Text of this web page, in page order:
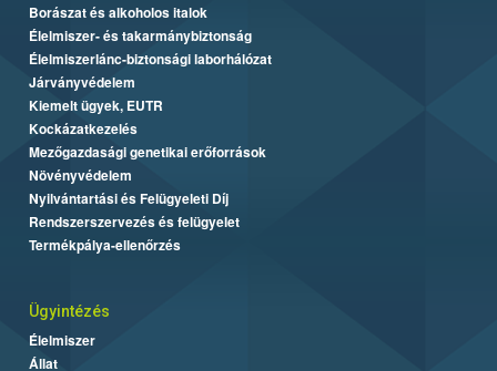
Borászat és alkoholos italok
Élelmiszer- és takarmánybiztonság
Élelmiszerlánc-biztonsági laborhálózat
Járványvédelem
Kiemelt ügyek, EUTR
Kockázatkezelés
Mezőgazdasági genetikai erőforrások
Növényvédelem
Nyilvántartási és Felügyeleti Díj
Rendszerszervezés és felügyelet
Termékpálya-ellenőrzés
Ügyintézés
Élelmiszer
Állat